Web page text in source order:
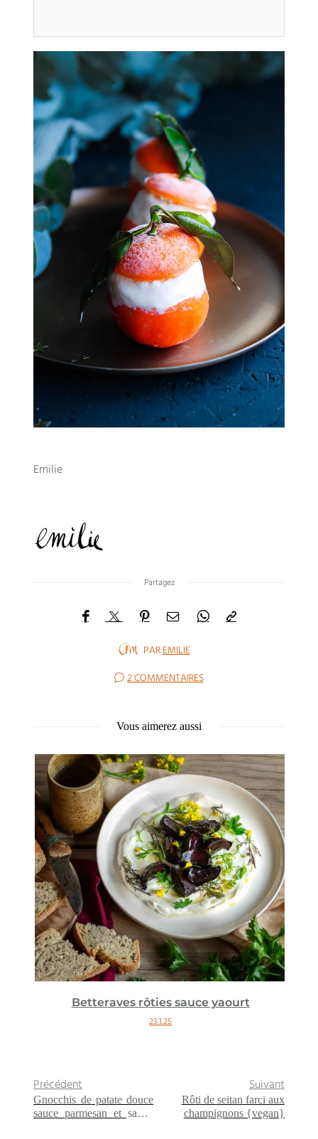
Emilie
Partagez
PAREMILIE
2 COMMENTAIRES
Vous aimerez aussi
Betteraves rôties sauce yaourt
23.1.25
Précédent
Gnocchis de patate douce
sauce parmesan et sauge
Suivant
Rôti de seitan farci aux
champignons {vegan}